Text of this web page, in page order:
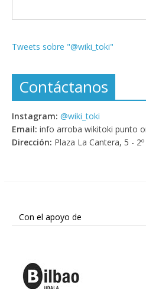
Tweets sobre "@wiki_toki"
Contáctanos
Instagram: @wiki_toki
Email: info arroba wikitoki punto
Dirección: Plaza La Cantera, 5 -
Con el apoyo de